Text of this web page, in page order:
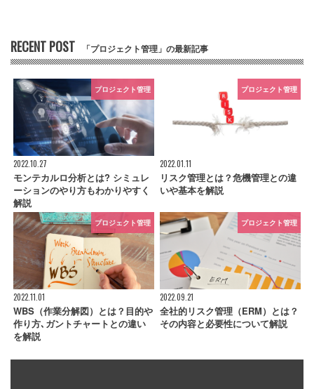
RECENT POST 「プロジェクト管理」の最新記事
プロジェクト管理
2022.10.27
モンテカルロ分析とは? シミュレ
ーションのやり方もわかりやすく
解説
プロジェクト管理
2022.01.11
リスク管理とは？危機管理との違
いや基本を解説
プロジェクト管理
2022.11.01
WBS（作業分解図）とは？目的や
作り方､ガントチャートとの違い
を解説
プロジェクト管理
2022.09.21
全社的リスク管理（ERM）とは？
その内容と必要性について解説